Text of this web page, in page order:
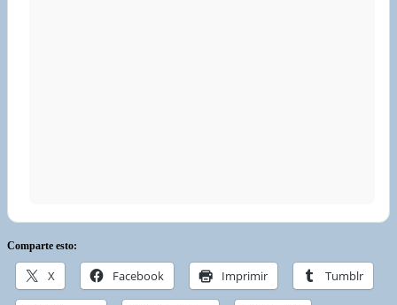
Comparte esto:
X Facebook Imprimir Tumblr